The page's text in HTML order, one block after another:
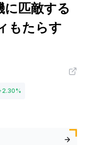
に匹敵する
もたらす
2.30%